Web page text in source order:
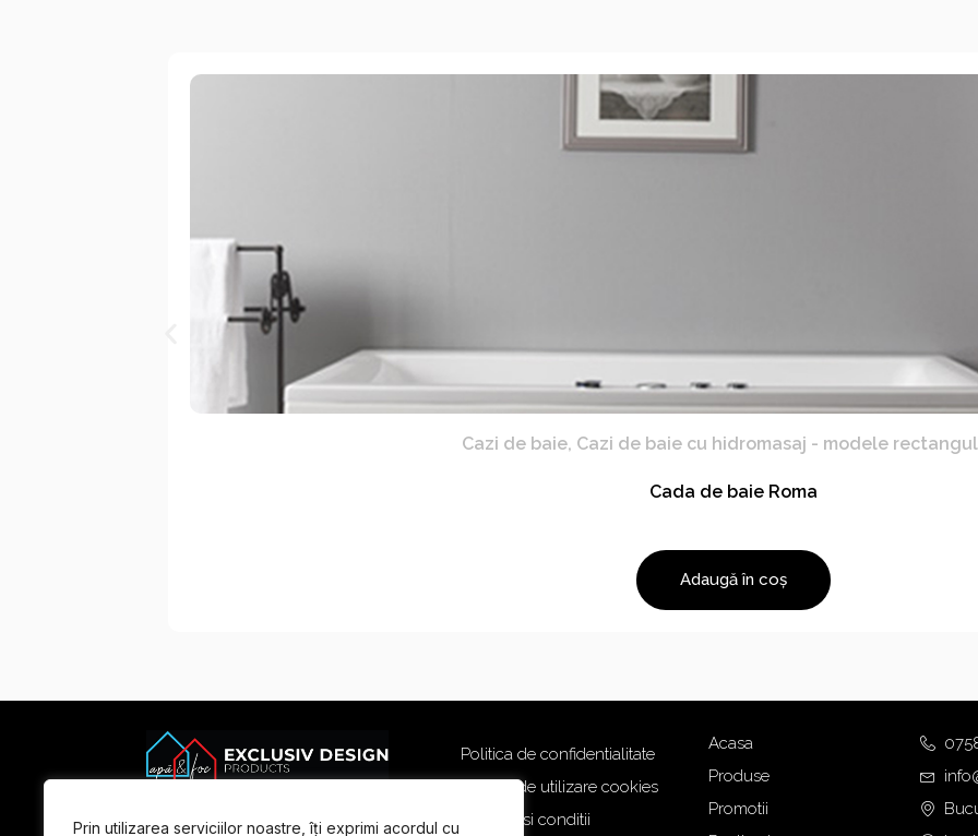
Prin utilizarea serviciilor noastre, îți exprimi acordul cu
Cazi de baie, Cazi de baie cu hidromasaj - modele
Cada de baie Roma
Adaugă în coș
Politica de confidentialitate
Politica de utilizare cookies
Termeni si conditii
Acasa
Produse
Promotii